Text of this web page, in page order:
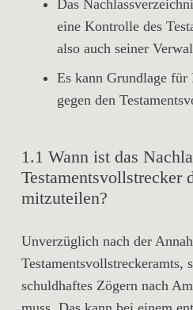
Das
eine Kontrolle des
also auch seiner
Es kann Grundlage für
gegen den
1.1 Wann ist das
Testamentsvollstrecker
mitzuteilen?
Unverzüglich nach der
Testamentsvollstreckeramts,
schuldhaftes Zögern nach